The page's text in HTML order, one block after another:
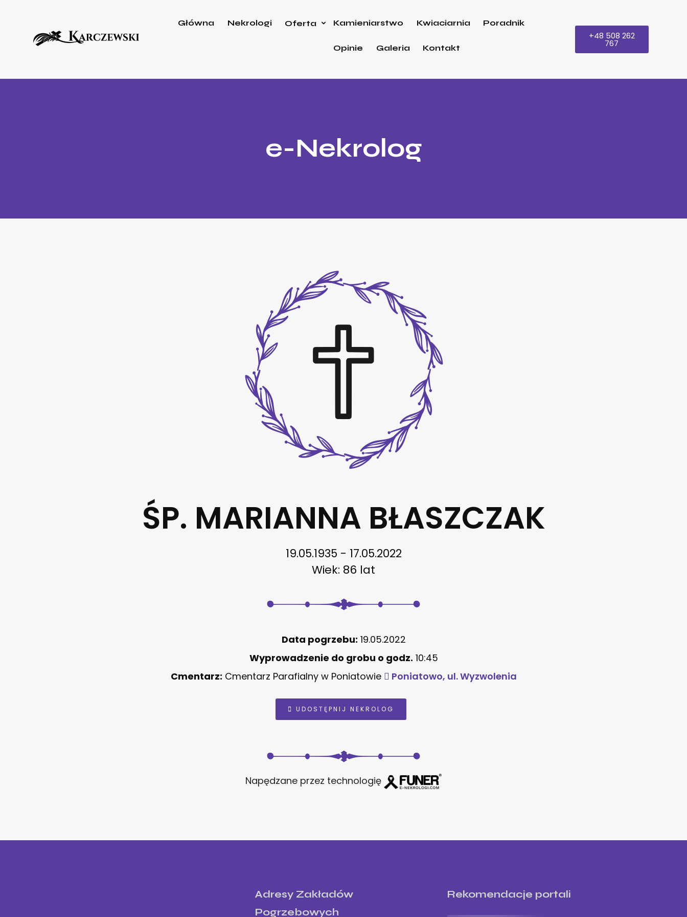
Główna Nekrologi Oferta Kamieniarstwo Kwiaciarnia Poradnik
Opinie Galeria Kontakt
+48 508 262
767
e-Nekrolog
ŚP. MARIANNA BŁASZCZAK
19.05.1935 - 17.05.2022
Wiek: 86 lat
Data pogrzebu: 19.05.2022
Wyprowadzenie do grobu o godz. 10:45
Cmentarz: Cmentarz Parafialny w Poniatowie Poniatowo, ul. Wyzwolenia
UDOSTĘPNIJ NEKROLOG
Napędzane przez technologię
Adresy Zakładów
Pogrzebowych
Rekomendacje portali